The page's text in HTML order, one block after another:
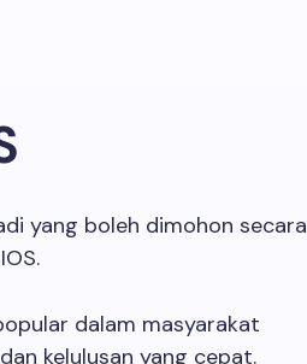
yang boleh dimohon secara
dalam masyarakat
kelulusan yang cepat.